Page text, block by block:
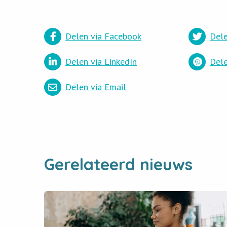
Delen via Facebook
Delen via LinkedIn
Delen via Email
Gerelateerd nieuws
Read
newsitem
Gebruikersonderzoek